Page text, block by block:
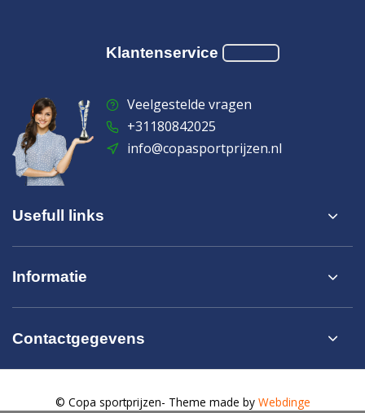
Klantenservice
Veelgestelde vragen
+31180842025
info@copasportprijzen.nl
Usefull links
Informatie
Contactgegevens
© Copa sportprijzen- Theme made by Webdinge